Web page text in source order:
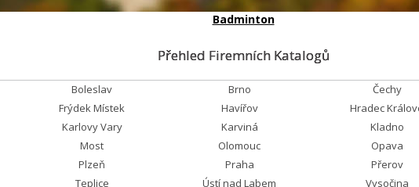
Badminton
Přehled Firemních Katalogů
Boleslav Brno Čechy
Frýdek Místek Havířov Hradec
Karlovy Vary Karviná Kladno
Most Olomouc Opava
Plzeň Praha Přerov
Teplice Ústí nad Labem Vysočina